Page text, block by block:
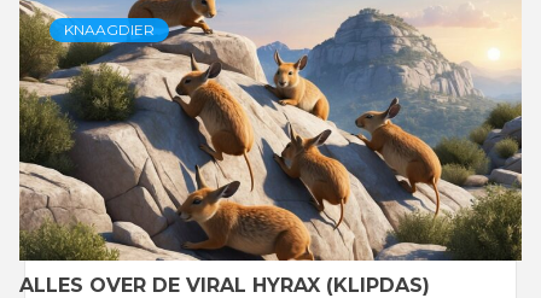
KNAAGDIER
ALLES OVER DE VIRAL HYRAX (KLIPDAS)